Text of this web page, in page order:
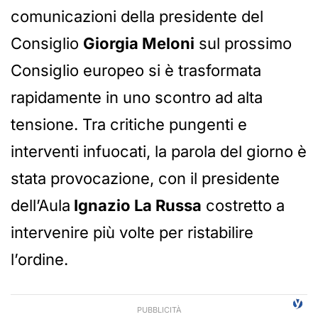
comunicazioni della presidente del
Consiglio Giorgia Meloni sul prossimo
Consiglio europeo si è trasformata
rapidamente in uno scontro ad alta
tensione. Tra critiche pungenti e
interventi infuocati, la parola del giorno è
stata provocazione, con il presidente
dell’Aula Ignazio La Russa costretto a
intervenire più volte per ristabilire
l’ordine.